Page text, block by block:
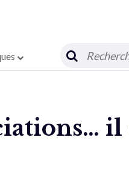
il